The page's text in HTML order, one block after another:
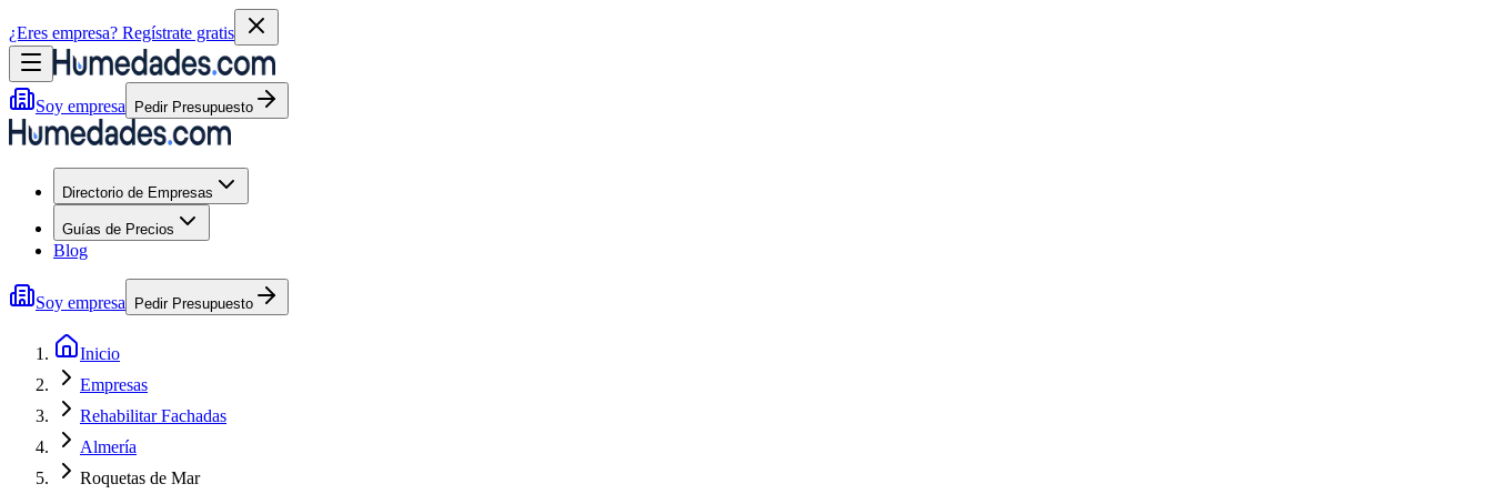
¿Eres empresa? Regístrate gratis
Soy empresa Pedir Presupuesto
Directorio de Empresas
Guías de Precios
Blog
Soy empresa Pedir Presupuesto
Inicio
Empresas
Rehabilitar Fachadas
Almería
Roquetas de Mar